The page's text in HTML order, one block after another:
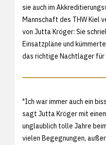
sie auch im
Mannschaft des THW Kiel
von Jutta Kröger: Sie
Einsatzpläne und
das richtige Nachtlager für
"Ich war immer auch ein
sagt Jutta Kröger mit
unglaublich tolle Jahre
vielen Begegnungen,